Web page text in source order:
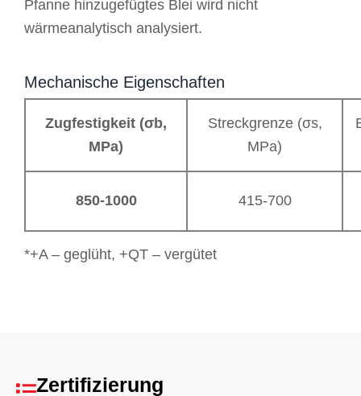
Pfanne hinzugefügtes Blei wird nicht
wärmeanalytisch analysiert.
Mechanische Eigenschaften
Zugfestigkeit (σb,
MPa)
Streckgrenze (σs,
MPa)
850-1000 415-700
*+A – geglüht, +QT – vergütet
Zertifizierung